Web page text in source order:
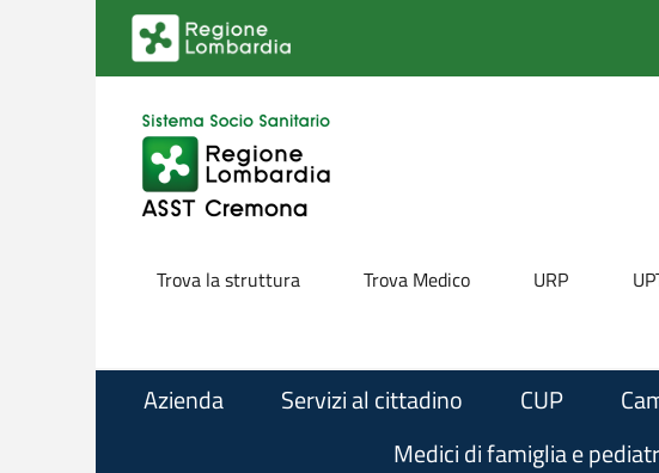
Salta al contenuto principale
Trova la struttura Trova Medico URP
Azienda Servizi al cittadino CUP
Medici di famiglia e